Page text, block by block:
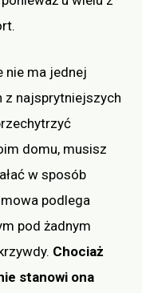
nie ma jednej
z najsprytniejszych
domu, musisz
w sposób
podlega
pod żadnym
Chociaż
stanowi ona